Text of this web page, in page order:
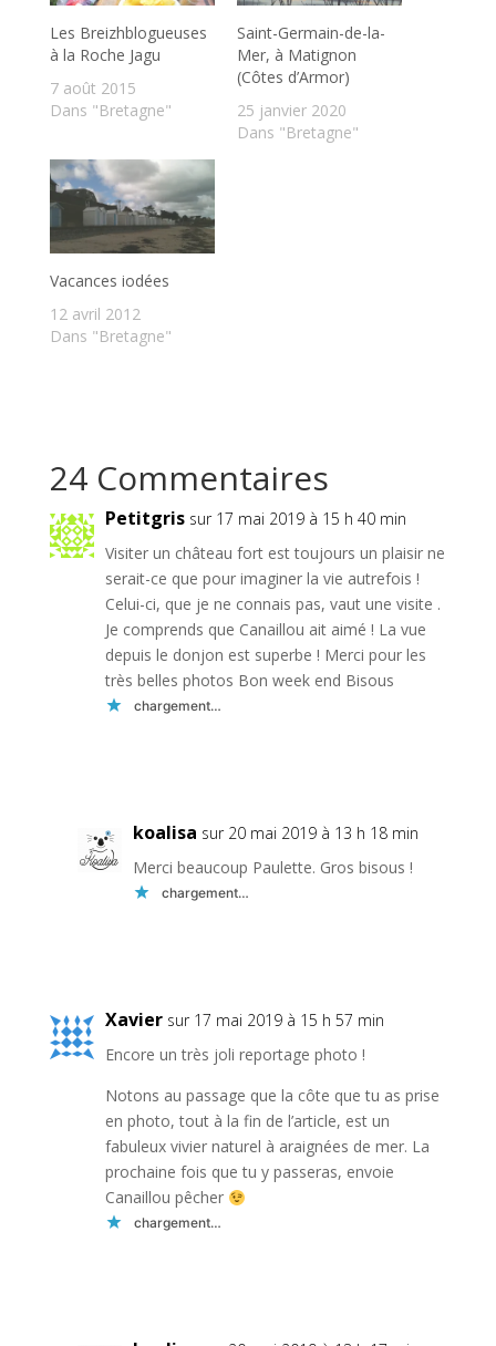
Les Breizhblogueuses
à la Roche Jagu
7 août 2015
Dans "Bretagne"
Saint-Germain-de-la-
Mer, à Matignon
(Côtes d’Armor)
25 janvier 2020
Dans "Bretagne"
Vacances iodées
12 avril 2012
Dans "Bretagne"
24 Commentaires
Petitgris sur 17 mai 2019 à 15 h 40 min
Visiter un château fort est toujours un plaisir ne
serait-ce que pour imaginer la vie autrefois !
Celui-ci, que je ne connais pas, vaut une visite .
Je comprends que Canaillou ait aimé ! La vue
depuis le donjon est superbe ! Merci pour les
très belles photos Bon week end Bisous
chargement…
koalisa sur 20 mai 2019 à 13 h 18 min
Merci beaucoup Paulette. Gros bisous !
chargement…
Xavier sur 17 mai 2019 à 15 h 57 min
Encore un très joli reportage photo !
Notons au passage que la côte que tu as prise
en photo, tout à la fin de l’article, est un
fabuleux vivier naturel à araignées de mer. La
prochaine fois que tu y passeras, envoie
Canaillou pêcher
chargement…